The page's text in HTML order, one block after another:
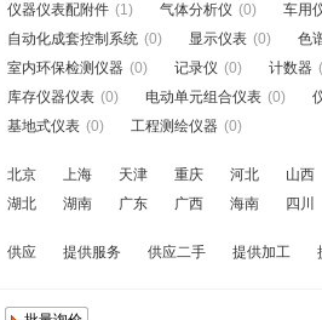
仪器仪表配附件 (1) 气体分析仪 (0) 车用
自动化成套控制系统 (0) 显示仪表 (0) 色
室内环保检测仪器 (0) 记录仪 (0) 计数器
库存仪器仪表 (0) 电动单元组合仪表 (0)
基地式仪表 (0) 工程测绘仪器 (0)
北京 上海 天津 重庆 河北 山西
湖北
湖南 广东 广西 海南 四川
供应 提供服务 供应二手 提供加工